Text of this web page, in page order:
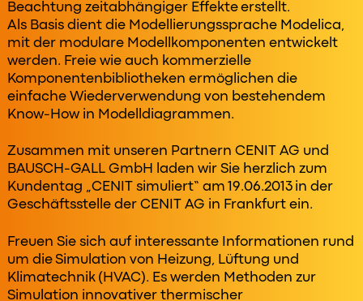
Beachtung zeitabhängiger Effekte erstellt.
Als Basis dient die Modellierungssprache Modelica,
mit der modulare Modellkomponenten entwickelt
werden. Freie wie auch kommerzielle
Komponentenbibliotheken ermöglichen die
einfache Wiederverwendung von bestehendem
Know-How in Modelldiagrammen.
Zusammen mit unseren Partnern CENIT AG und
BAUSCH-GALL GmbH laden wir Sie herzlich zum
Kundentag „CENIT simuliert“ am 19.06.2013 in der
Geschäftsstelle der CENIT AG in Frankfurt ein.
Freuen Sie sich auf interessante Informationen rund
um die Simulation von Heizung, Lüftung und
Klimatechnik (HVAC). Es werden Methoden zur
Simulation innovativer thermischer